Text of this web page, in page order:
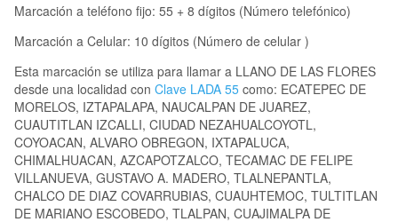
Marcación a teléfono fijo: 55 + 8 dígitos (Número telefónico)
Marcación a Celular: 10 dígitos (Número de celular )
Esta marcación se utiliza para llamar a LLANO DE LAS FLORES
desde una localidad con Clave LADA 55 como: ECATEPEC DE
MORELOS, IZTAPALAPA, NAUCALPAN DE JUAREZ,
CUAUTITLAN IZCALLI, CIUDAD NEZAHUALCOYOTL,
COYOACAN, ALVARO OBREGON, IXTAPALUCA,
CHIMALHUACAN, AZCAPOTZALCO, TECAMAC DE FELIPE
VILLANUEVA, GUSTAVO A. MADERO, TLALNEPANTLA,
CHALCO DE DIAZ COVARRUBIAS, CUAUHTEMOC, TULTITLAN
DE MARIANO ESCOBEDO, TLALPAN, CUAJIMALPA DE